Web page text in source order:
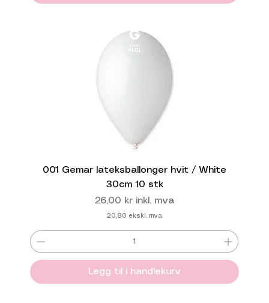
001 Gemar lateksballonger hvit / White
30cm 10 stk
Pris
26,00 kr inkl. mva
20,80 ekskl. mva
Legg til i handlekurv